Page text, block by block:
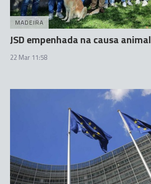
MADEIRA
JSD empenhada na causa animal
22 Mar 11:58